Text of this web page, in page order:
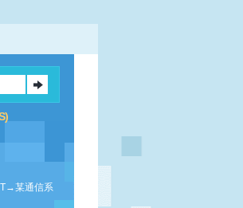
某通信系